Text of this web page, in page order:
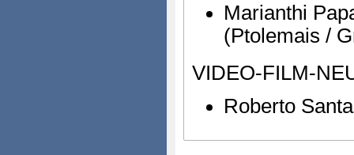
Marianthi
(Ptolemais /
VIDEO-FILM-
Roberto